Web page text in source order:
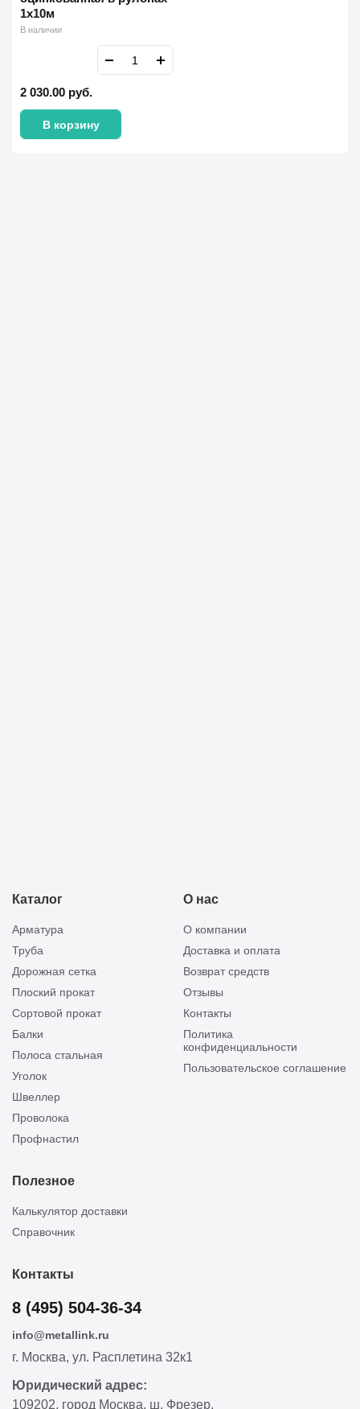
1х10м
В наличии
2 030.00 руб.
В корзину
Каталог
Арматура
Труба
Дорожная сетка
Плоский прокат
Сортовой прокат
Балки
Полоса стальная
Уголок
Швеллер
Проволока
Профнастил
О нас
О компании
Доставка и оплата
Возврат средств
Отзывы
Контакты
Политика
конфиденциальности
Пользовательское соглашение
Полезное
Калькулятор доставки
Справочник
Контакты
8 (495) 504-36-34
info@metallink.ru
г. Москва, ул. Расплетина 32к1
Юридический адрес:
109202, город Москва, ш. Фрезер,